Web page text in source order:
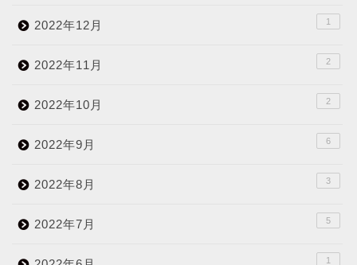
2022年12月 1
2022年11月 2
2022年10月 2
2022年9月 6
2022年8月 3
2022年7月 5
1